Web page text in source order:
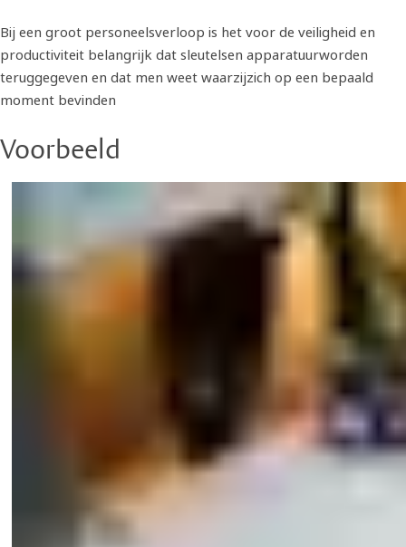
Bij een groot personeelsverloop is het voor de veiligheid en
productiviteit belangrijk dat sleutelsen apparatuurworden
teruggegeven en dat men weet waarzijzich op een bepaald
moment bevinden
Voorbeeld